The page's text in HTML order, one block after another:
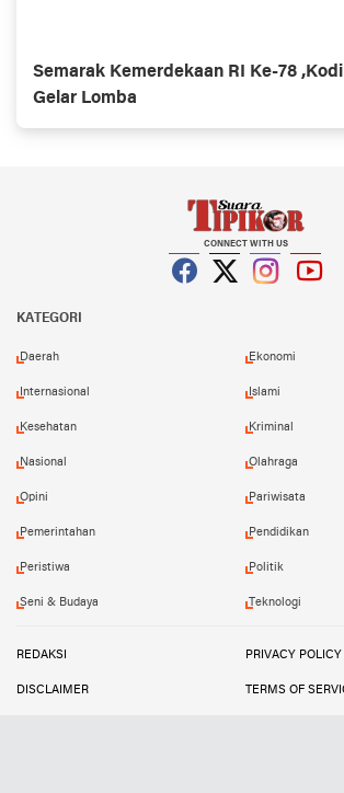
Semarak Kemerdekaan RI Ke-78
Gelar Lomba
CONNECT WITH US
KATEGORI
Daerah Ekonomi
Internasional Islami
Kesehatan Kriminal
Nasional Olahraga
Opini Pariwisata
Pemerintahan Pendidikan
Peristiwa Politik
Seni & Budaya Teknologi
REDAKSI PRIVACY POLICY
DISCLAIMER TERMS OF